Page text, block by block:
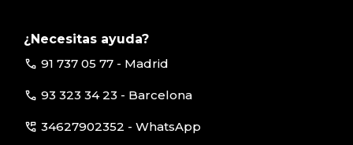
¿Necesitas ayuda?
call 91 737 05 77 - Madrid
call 93 323 34 23 - Barcelona
perm_phone_msg 34627902352 - WhatsApp